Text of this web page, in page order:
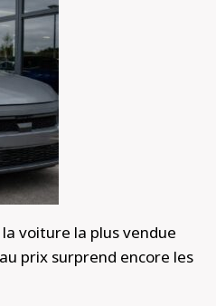
voiture la plus vendue
prix surprend encore les